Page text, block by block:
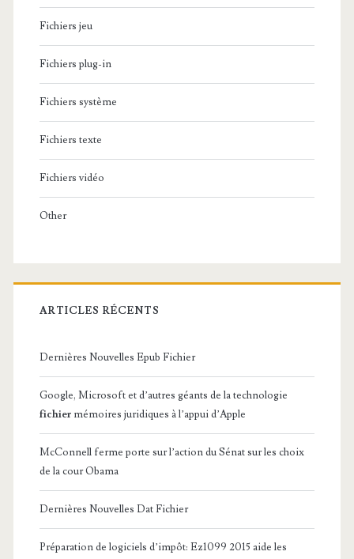
Fichiers jeu
Fichiers plug-in
Fichiers système
Fichiers texte
Fichiers vidéo
Other
ARTICLES RÉCENTS
Dernières Nouvelles Epub Fichier
Google, Microsoft et d’autres géants de la technologie
fichier mémoires juridiques à l’appui d’Apple
McConnell ferme porte sur l’action du Sénat sur les choix
de la cour Obama
Dernières Nouvelles Dat Fichier
Préparation de logiciels d’impôt: Ez1099 2015 aide les